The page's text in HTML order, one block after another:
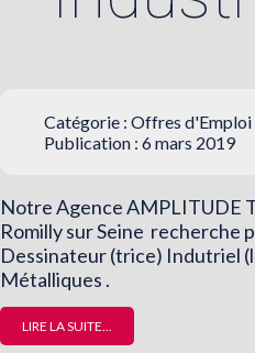
Catégorie : Offres d'Emploi
Publication : 6 mars 2019
Notre Agence AMPLITUDE
Romilly sur Seine recherche
Dessinateur (trice) Indutriel
Métalliques .
LIRE LA SUITE...